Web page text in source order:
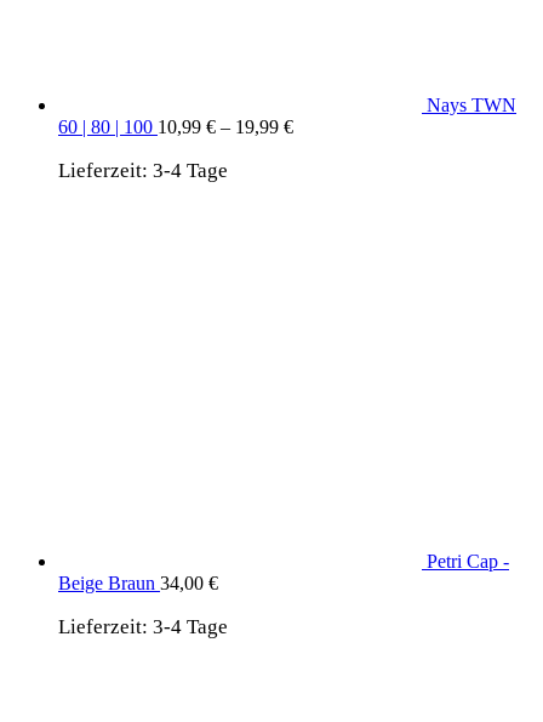
Nays TWN
60 | 80 | 100 10,99 € – 19,99 €
Lieferzeit: 3-4 Tage
Petri Cap -
Beige Braun 34,00 €
Lieferzeit: 3-4 Tage